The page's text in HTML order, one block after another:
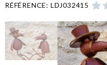
RÉFÉRENCE LDJ032415 